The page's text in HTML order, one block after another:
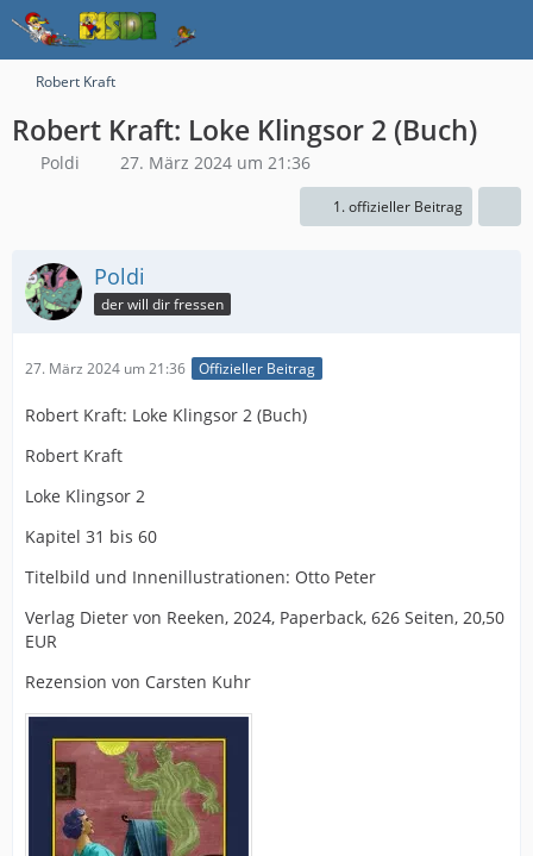
Robert Kraft
Robert Kraft: Loke Klingsor 2 (Buch)
Poldi 27. März 2024 um 21:36
1. offizieller Beitrag
Poldi
der will dir fressen
27. März 2024 um 21:36 Offizieller Beitrag
Robert Kraft: Loke Klingsor 2 (Buch)
Robert Kraft
Loke Klingsor 2
Kapitel 31 bis 60
Titelbild und Innenillustrationen: Otto Peter
Verlag Dieter von Reeken, 2024, Paperback, 626 Seiten, 20,50
EUR
Rezension von Carsten Kuhr